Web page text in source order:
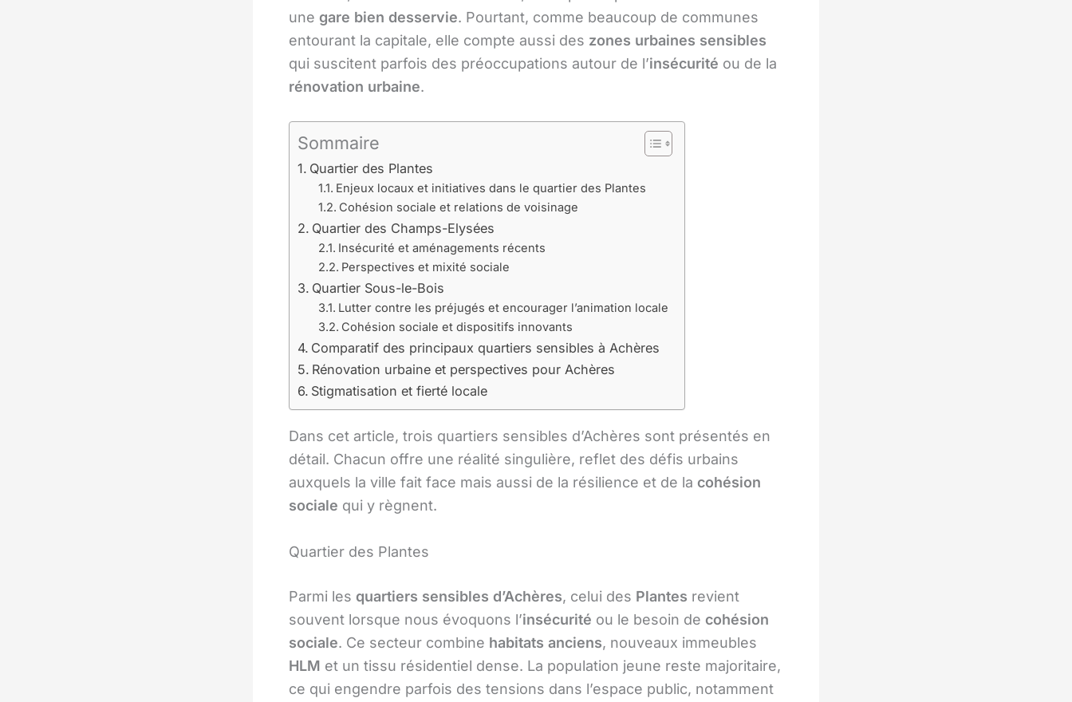
une gare bien desservie. Pourtant, comme beaucoup de communes
entourant la capitale, elle compte aussi des zones urbaines sensibles
qui suscitent parfois des préoccupations autour de l’insécurité ou de la
rénovation urbaine.
Sommaire
Quartier des Plantes
Enjeux locaux et initiatives dans le quartier des Plantes
Cohésion sociale et relations de voisinage
Quartier des Champs-Elysées
Insécurité et aménagements récents
Perspectives et mixité sociale
Quartier Sous-le-Bois
Lutter contre les préjugés et encourager l’animation locale
Cohésion sociale et dispositifs innovants
Comparatif des principaux quartiers sensibles à Achères
Rénovation urbaine et perspectives pour Achères
Stigmatisation et fierté locale
Dans cet article, trois quartiers sensibles d’Achères sont présentés en
détail. Chacun offre une réalité singulière, reflet des défis urbains
auxquels la ville fait face mais aussi de la résilience et de la cohésion
sociale qui y règnent.
Quartier des Plantes
Parmi les quartiers sensibles d’Achères, celui des Plantes revient
souvent lorsque nous évoquons l’insécurité ou le besoin de cohésion
sociale. Ce secteur combine habitats anciens, nouveaux immeubles
HLM et un tissu résidentiel dense. La population jeune reste majoritaire,
ce qui engendre parfois des tensions dans l’espace public, notamment